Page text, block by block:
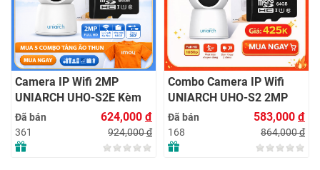
Camera IP Wifi 2MP
UNIARCH UHO-S2E Kèm
Thẻ Nhớ IMOU 64GB |
Xem Từ Xa | Dễ Lắp Đặt
Đã bán
361
624,000 đ
924,000đ
Combo Camera IP Wifi
UNIARCH UHO-S2 2MP
Kèm Thẻ Nhớ IMOU 64GB
| Phù Hợp Nhà & Cửa Hàng
Đã bán
168
583,000 đ
864,000đ